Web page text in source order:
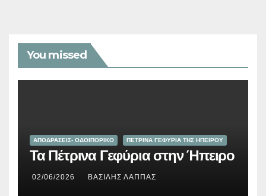
You missed
ΑΠΟΔΡΑΣΕΙΣ- ΟΔΟΙΠΟΡΙΚΟ ΠΕΤΡΙΝΑ ΓΕΦΥΡΙΑ ΤΗΣ ΗΠΕΙΡΟΥ
Τα Πέτρινα Γεφύρια στην Ήπειρο
02/06/2026 ΒΑΣΊΛΗΣ ΛΆΠΠΑΣ